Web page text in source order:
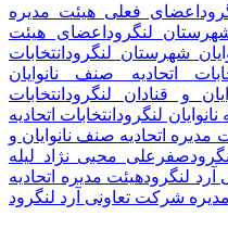
اعضای فعلی هیئت مدیره
لنگرود اعضای هیئت
شهرستان لنگرود انتخابات
اتحادیه صنف نانوایان
و قنادان لنگرود انتخابات
نانوایان لنگرود انتخابات اتحادیه
مدیره اتحادیه صنف نانوایان و
صفرعلی محبی نژاد لیله
لنگرودهیئت مدیره اتحادیه
شرکت تعاونی آرد لنگرود